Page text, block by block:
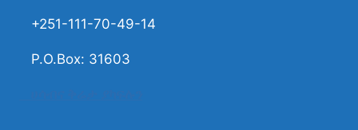
+251-111-70-49-14
P.O.Box: 31603